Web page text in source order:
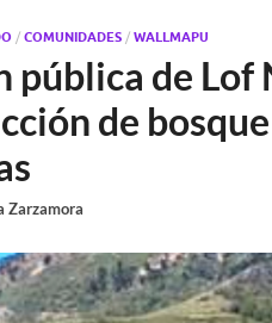
/ COMUNIDADES/ WALLMAPU
pública de Lof
de
Zarzamora